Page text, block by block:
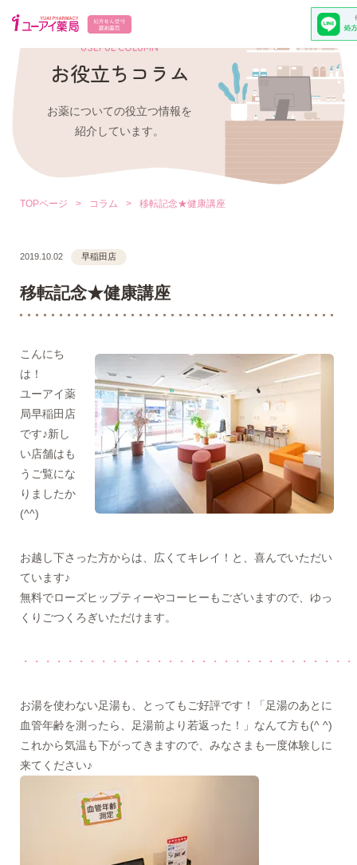
USEFUL COLUMN
お役立ちコラム
お薬についての役立つ情報を
紹介しています。
TOPページ > コラム > 移転記念★健康講座
2019.10.02 早稲田店
移転記念★健康講座
こんにち
は！
ユーアイ薬
局早稲田店
です♪新し
い店舗はも
うご覧にな
りましたか
(^^)
お越し下さった方からは、広くてキレイ！と、喜んでいただい
ています♪
無料でローズヒップティーやコーヒーもございますので、ゆっ
くりごつくろぎいただけます。
・・・・・・・・・・・・・・・・・・・・・・・・・・・・・
お湯を使わない足湯も、とってもご好評です！「足湯のあとに
血管年齢を測ったら、足湯前より若返った！」なんて方も(^ ^)
これから気温も下がってきますので、みなさまも一度体験しに
来てください♪